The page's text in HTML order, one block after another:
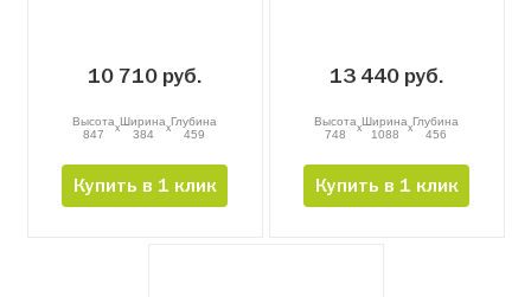
10 710 руб.
Высота
847
xШирина
384
xГлубина
459
Купить в 1 клик
13 440 руб.
Высота
748
xШирина
1088
xГлубина
456
Купить в 1 клик